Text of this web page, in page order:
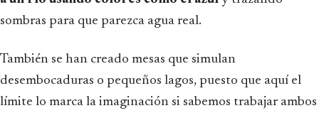
sombras para que parezca agua real.
También se han creado mesas que simulan
desembocaduras o pequeños lagos, puesto que aquí el
límite lo marca la imaginación si sabemos trabajar ambos